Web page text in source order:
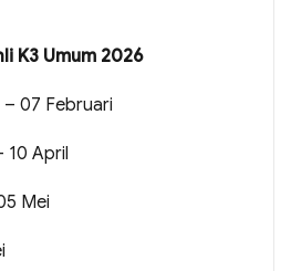
K3 Umum 2026
– 07 Februari
10 April
Mei